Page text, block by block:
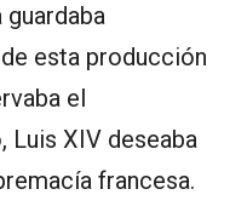
guardaba
esta producción
el
Luis XIV deseaba
francesa.